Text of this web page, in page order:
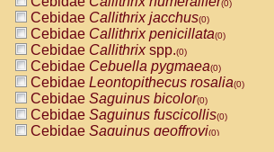
(0)
Cebidae Callithrix jacchus(0)
Cebidae Callithrix penicillata(0)
Cebidae Callithrixspp.(0)
Cebidae Cebuella pygmaea(0)
Cebidae Leontopithecus rosalia(0)
Cebidae Saguinus bicolor(0)
Cebidae Saguinus fuscicollis(0)
Cebidae Saguinus geoffroyi(0)